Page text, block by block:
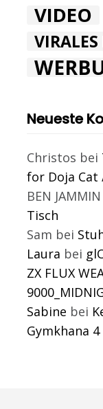
VIDEO
Neueste
Christos bei
for Doja
BEN JAMMIN
Tisch
Sam bei
Laura bei
ZX FLUX
Sabine bei
Gymkhana 4